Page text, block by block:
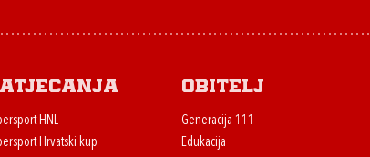
HNL
Hrvatski kup
Obitelj
Generacija 111
Edukacija